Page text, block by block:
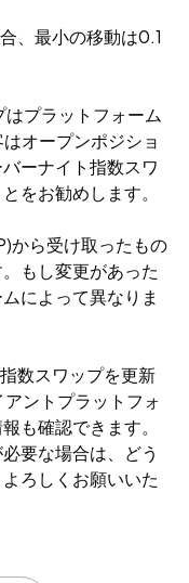
、最小の移動は0.1
プラットフォーム
オープンポジショ
ーナイト指数スワ
をお勧めします。
から受け取ったもの
もし変更があった
によって異なりま
数スワップを更新
ントプラットフォ
も確認できます。
要な場合は、どう
ろしくお願いいた